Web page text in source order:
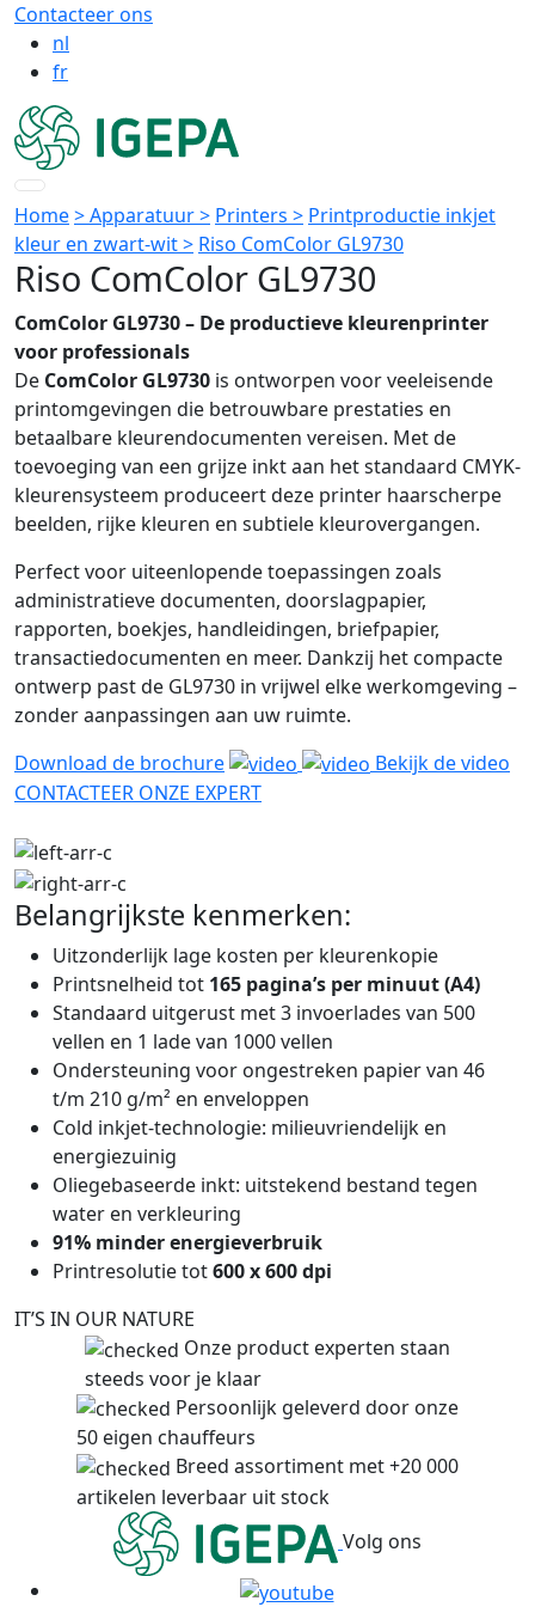
Contacteer ons
nl
fr
Home> Apparatuur > Printers > Printproductie inkjet
kleur en zwart-wit > Riso ComColor GL9730
Riso ComColor GL9730
ComColor GL9730 – De productieve kleurenprinter
voor professionals
De ComColor GL9730 is ontworpen voor veeleisende
printomgevingen die betrouwbare prestaties en
betaalbare kleurendocumenten vereisen. Met de
toevoeging van een grijze inkt aan het standaard CMYK-
kleurensysteem produceert deze printer haarscherpe
beelden, rijke kleuren en subtiele kleurovergangen.
Perfect voor uiteenlopende toepassingen zoals
administratieve documenten, doorslagpapier,
rapporten, boekjes, handleidingen, briefpapier,
transactiedocumenten en meer. Dankzij het compacte
ontwerp past de GL9730 in vrijwel elke werkomgeving –
zonder aanpassingen aan uw ruimte.
Download de brochure
Bekijk de video
CONTACTEER ONZE EXPERT
Belangrijkste kenmerken:
Uitzonderlijk lage kosten per kleurenkopie
Printsnelheid tot 165 pagina’s per minuut (A4)
Standaard uitgerust met 3 invoerlades van 500
vellen en 1 lade van 1000 vellen
Ondersteuning voor ongestreken papier van 46
t/m 210 g/m² en enveloppen
Cold inkjet-technologie: milieuvriendelijk en
energiezuinig
Oliegebaseerde inkt: uitstekend bestand tegen
water en verkleuring
91% minder energieverbruik
Printresolutie tot600 x 600 dpi
IT’S IN OUR NATURE
Onze product experten staan
steeds voor je klaar
Persoonlijk geleverd door onze
50 eigen chauffeurs
Breed assortiment met +20 000
artikelen leverbaar uit stock
Volg ons